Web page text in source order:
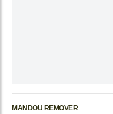
MANDOU REMOVER